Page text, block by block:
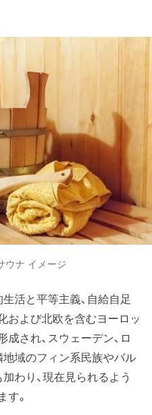
ウナ イメージ
活と平等主義、自給自足
および北欧を含むヨーロッ
され、スウェーデン、ロ
地域のフィン系民族やバル
わり、現在見られるよう
。